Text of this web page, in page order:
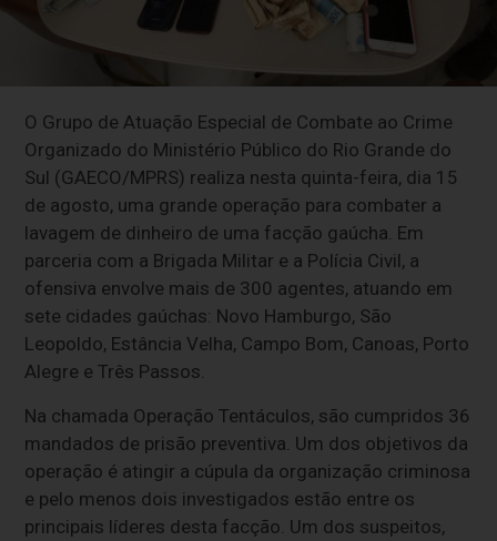
O Grupo de Atuação Especial de Combate ao Crime
Organizado do Ministério Público do Rio Grande do
Sul (GAECO/MPRS) realiza nesta quinta-feira, dia 15
de agosto, uma grande operação para combater a
lavagem de dinheiro de uma facção gaúcha. Em
parceria com a Brigada Militar e a Polícia Civil, a
ofensiva envolve mais de 300 agentes, atuando em
sete cidades gaúchas: Novo Hamburgo, São
Leopoldo, Estância Velha, Campo Bom, Canoas, Porto
Alegre e Três Passos.
Na chamada Operação Tentáculos, são cumpridos 36
mandados de prisão preventiva. Um dos objetivos da
operação é atingir a cúpula da organização criminosa
e pelo menos dois investigados estão entre os
principais líderes desta facção. Um dos suspeitos,